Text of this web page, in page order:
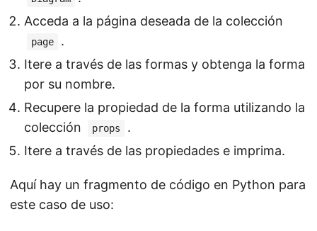
Acceda a la página deseada de la colección
page
.
Itere a través de las formas y obtenga la forma
por su nombre.
Recupere la propiedad de la forma utilizando la
colección
props
.
Itere a través de las propiedades e imprima.
Aquí hay un fragmento de código en Python para
este caso de uso: